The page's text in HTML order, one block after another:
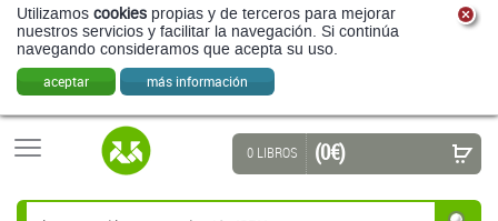
Utilizamos cookies propias y de terceros para mejorar
nuestros servicios y facilitar la navegación. Si continúa
navegando consideramos que acepta su uso.
aceptar más información
0 LIBROS (0 €)